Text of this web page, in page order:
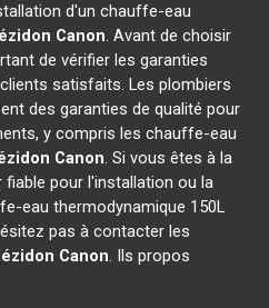
d'un chauffe-eau
Canon. Avant de choisir
de vérifier les garanties
satisfaits. Les plombiers
des garanties de qualité pour
y compris les chauffe-eau
Canon. Si vous êtes à la
pour l'installation ou la
eau thermodynamique 150L
pas à contacter les
Canon. Ils propos